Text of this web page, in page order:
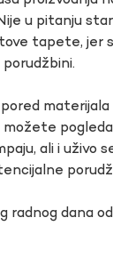
u pitanju
tapete, jer
materijala
ali i uživo
radnog dana